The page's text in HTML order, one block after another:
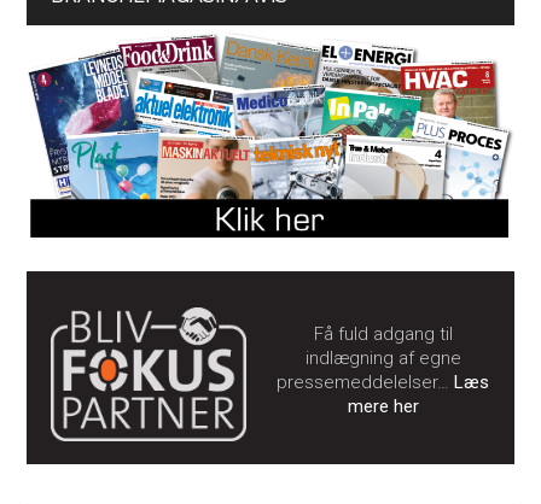
Få fuld adgang til
indlægning af egne
pressemeddelelser…Læs
mere her